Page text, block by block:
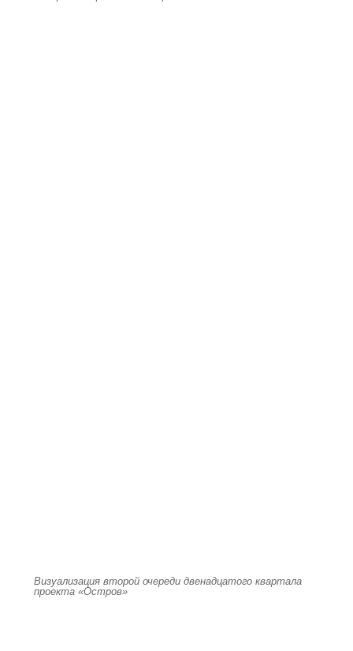
Визуализация второй очереди двенадцатого квартала
проекта «Остров»